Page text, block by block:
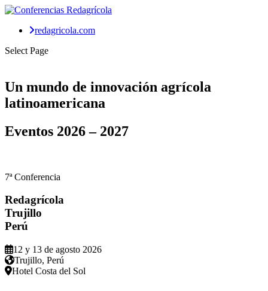
redagricola.com
Select Page
Un mundo de innovación agrícola
latinoamericana
Eventos 2026 – 2027
7ª Conferencia
Redagrícola
Trujillo
Perú
12 y 13 de agosto 2026
Trujillo, Perú
Hotel Costa del Sol